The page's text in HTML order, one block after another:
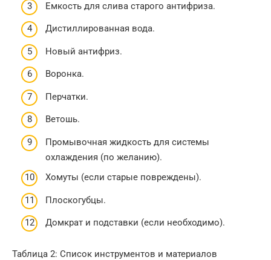
Емкость для слива старого антифриза.
Дистиллированная вода.
Новый антифриз.
Воронка.
Перчатки.
Ветошь.
Промывочная жидкость для системы
охлаждения (по желанию).
Хомуты (если старые повреждены).
Плоскогубцы.
Домкрат и подставки (если необходимо).
Таблица 2: Список инструментов и материалов